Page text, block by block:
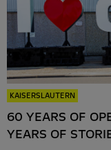
KAISERSLAUTERN
60 YEARS OF
YEARS OF